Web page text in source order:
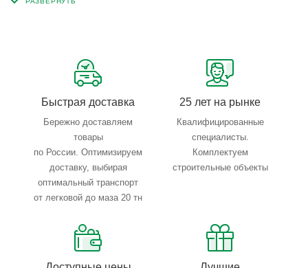
Быстрая доставка
Бережно доставляем
товары
по России. Оптимизируем
доставку, выбирая
оптимальный транспорт
от легковой до маза 20 тн
25 лет на рынке
Квалифицированные
специалисты.
Комплектуем
строительные объекты